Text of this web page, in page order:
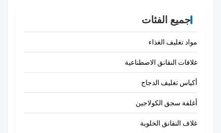
جميع الفئات
مواد تغليف الغذاء
غلافات النقانق الاصطناعية
أكياس تغليف الدجاج
أغلفة سجق الكولاجين
غلاف النقانق الخلوية